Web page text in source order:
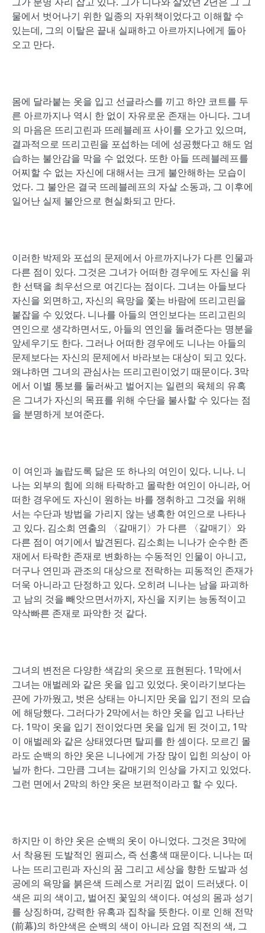
물에서 벗어나기 위한 일종의 자위책이었다고 이해할 수
있는데, 그의 이탈은 끝내 실패하고 아르까지나에게 돌아
오고 만다.
몸에 달라붙는 옷을 입고 선글라스를 끼고 하얀 코트를 두
른 아르까지나 역시 한 없이 자유로운 존재는 아니다. 그녀
의 마음은 뜨리고린과 뜨레블레프 사이를 오가고 있으며,
결과적으로 뜨리고린을 포섭하는 데에 성공했다고 해도 엄
습하는 불안감을 막을 수 없었다. 또한 아들 뜨레블레프를
어찌할 수 없는 자신에 대해서는 크게 불안해하는 모습이
었다. 그 불안은 결국 뜨레블레프의 자살 소동과, 그 이후에
일어난 실제 불안으로 현실화되고 만다.
이러한 박제와 포섭의 문제에서 아르까지나가 다른 인물과
다른 점이 있다. 그것은 그녀가 어떠한 경우에도 자신을 위
한 선택을 최우선으로 여긴다는 점이다. 그녀는 아들보다
자신을 외면하고, 자신의 욕망을 쫓는 바람에 뜨리고린을
붙잡을 수 있었다. 니나를 아들의 연인보다는 뜨리고린의
연인으로 생각하면서도, 아들의 연인을 돌려준다는 명분을
앞세우기도 한다. 그러나 어떠한 경우에도 니나는 아들의
문제보다는 자신의 문제에서 바라보는 대상이 되고 있다.
왜냐하면 그녀의 관심사는 뜨리고린이었기 때문이다. 3막
에서 이별 통보를 둘러싸고 벌어지는 일련의 육체의 유혹
은 그녀가 자신의 목표를 위해 수단을 불사할 수 있다는 점
을 분명하게 보여준다.
이 여인과 놀랍도록 닮은 또 하나의 여인이 있다. 니나. 니
나는 외부의 힘에 의해 타락하고 몰락한 여인이 아니라, 어
떠한 경우에도 자신이 원하는 바를 쟁취하고 그것을 위해
서는 수단과 방법을 가리지 않는 냉혹한 여인으로 나타나
고 있다. 김소희 연출의 〈갈매기〉가 다른 〈갈매기〉와
다른 점이 여기에서 발견된다. 김소희는 니나가 순수한 존
재에서 타락한 존재로 변화하는 수동적인 인물이 아니고,
더구나 연민과 관조의 대상으로 전락하는 피동적인 존재가
더욱 아니라고 단정하고 있다. 오히려 니나는 남을 파괴하
고 남의 것을 빼앗으면서까지, 자신을 지키는 능동적이고
약삭빠른 존재로 파악한 것 같다.
그녀의 변전은 다양한 색감의 옷으로 표현된다. 1막에서
그녀는 애벌레와 같은 옷을 입고 있었다. 옷이라기보다는
끈에 가까웠고, 벗은 상태는 아니지만 옷을 입기 전의 모습
에 해당했다. 그러다가 2막에서는 하얀 옷을 입고 나타난
다. 1막이 옷을 입기 전이었다면 옷을 입게 된 것이고, 1막
이 애벌레와 같은 상태였다면 탈피를 한 셈이다. 모르긴 몰
라도 순백의 하얀 옷은 니나에게 가장 많이 입힌 의상이 아
닐까 한다. 그만큼 그녀는 갈매기의 인상을 가지고 있었다.
그런 면에서 2막의 하얀 옷은 보편적이라고 할 수 있다.
하지만 이 하얀 옷은 순백의 옷이 아니었다. 그것은 3막에
서 착용된 도발적인 원피스, 즉 선홍색 때문이다. 니나는 떠
나는 뜨리고린과 자신의 꿈 그리고 세상을 향한 도발과 성
공에의 욕망을 붉은색 드레스로 거리낌 없이 드러냈다. 이
색은 피의 색이고, 벌어진 꽃잎의 색이다. 여성의 몸과 성기
를 상징하며, 강력한 유혹과 집착을 뜻한다. 이로 인해 전막
(前幕)의 하얀색은 순백의 색이 아니라 요염 직전의 색, 그